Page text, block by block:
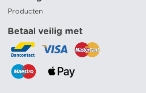
Producten
Betaal veilig met